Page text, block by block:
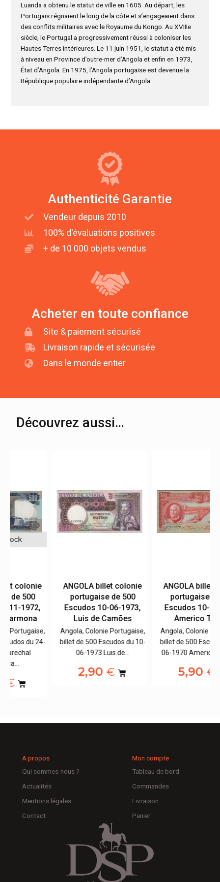
Luanda a obtenu le statut de ville en 1605. Au départ, les
Portugais régnaient le long de la côte et s’engageaient dans
des conflits militaires avec le Royaume du Kongo. Au XVIIIe
siècle, le Portugal a progressivement réussi à coloniser les
Hautes Terres intérieures. Le 11 juin 1951, le statut a été mis
à niveau en Province d’outre-mer d’Angola et enfin en 1973,
État d’Angola. En 1975, l’Angola portugaise est devenue la
République populaire indépendante d’Angola.
Authenticité Garantie
Vendeur depuis 2010
100% d'évaluations positives
+ de 10 000 objets vendus
Acheter en toute confiance
Site & paiement sécurisé
Livraison rapide et sécurisée
Dans le monde entier
Découvrez aussi…
ANGOLA billet colonie
portugaise de 500
Escudos 10-06-1973,
Luis de Camões
Angola, Colonie Portugaise,
billet de 500 Escudos du 10-
06-1973 Luis de…
ANGOLA billet colonie
portugaise de 500
Escudos 10-06-1970,
Americo Tomás
Angola, Colonie Portugaise,
billet de 500 Escudos du 10-
06-1970 Americo Tomás,…
A propos
Qui sommes-nous ?
Actualités
Mentions légales
Contact
Mon compte
Tableau de bord
Commandes
Livraison
Panier